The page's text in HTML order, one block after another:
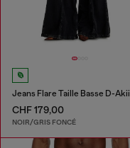
Jeans Flare Taille Basse D-Akii
CHF 179,00
NOIR/GRIS FONCÉ